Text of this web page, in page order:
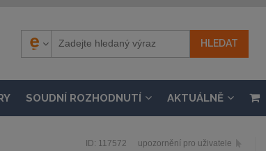
SOUDNÍ ROZHODNUTÍ AKTUÁLNĚ
ID: 117572 upozornění pro uživatele